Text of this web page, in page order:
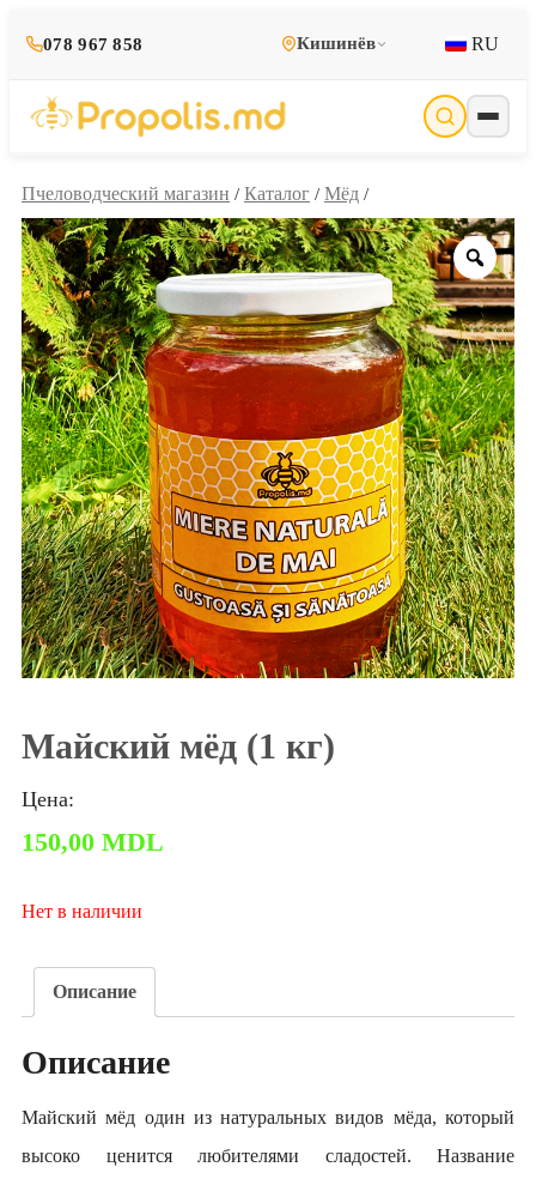
078 967 858 Кишинёв RU
Пчеловодческий магазин / Каталог / Мёд /
Майский мёд (1 кг)
Цена:
150,00 MDL
Нет в наличии
Описание
Описание
Майский мёд один из натуральных видов мёда, который
высоко ценится любителями сладостей. Название